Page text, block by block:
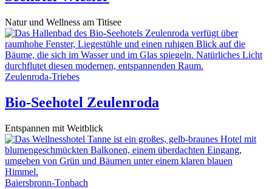
Natur und Wellness am Titisee
Zeulenroda-Triebes
Bio-Seehotel Zeulenroda
Entspannen mit Weitblick
Baiersbronn-Tonbach